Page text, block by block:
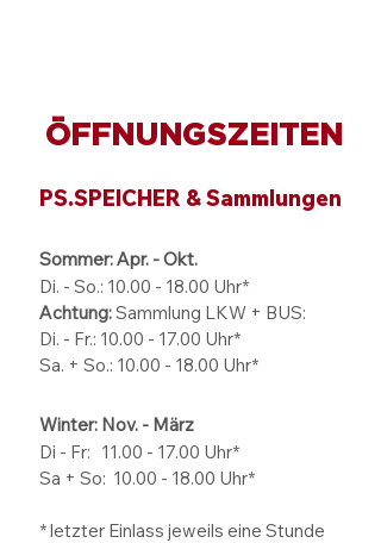
Sommerferien im
ÖFFNUNGSZEITEN
PS.SPEICHER & Sammlungen
Sommer: Apr. - Okt.
Di. - So.: 10.00 - 18.00 Uhr*
Achtung:Sammlung LKW + BUS:
Di. - Fr.: 10.00 - 17.00 Uhr*
Sa. + So.: 10.00 - 18.00 Uhr*
Winter: Nov. - März
Di - Fr: 11.00 - 17.00 Uhr*
Sa + So: 10.00 - 18.00 Uhr*
* letzter Einlass jeweils eine Stunde